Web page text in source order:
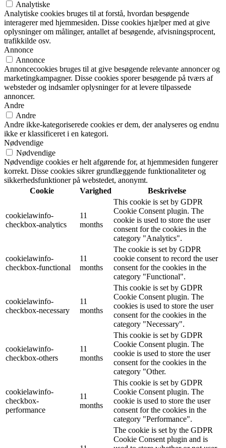
Analytiske
Analytiske cookies bruges til at forstå, hvordan besøgende
interagerer med hjemmesiden. Disse cookies hjælper med at give
oplysninger om målinger, antallet af besøgende, afvisningsprocent,
trafikkilde osv.
Annonce
Annonce
Annoncecookies bruges til at give besøgende relevante annoncer og
marketingkampagner. Disse cookies sporer besøgende på tværs af
websteder og indsamler oplysninger for at levere tilpassede
annoncer.
Andre
Andre
Andre ikke-kategoriserede cookies er dem, der analyseres og endnu
ikke er klassificeret i en kategori.
Nødvendige
Nødvendige
Nødvendige cookies er helt afgørende for, at hjemmesiden fungerer
korrekt. Disse cookies sikrer grundlæggende funktionaliteter og
sikkerhedsfunktioner på webstedet, anonymt.
Cookie
Varighed Beskrivelse
cookielawinfo-
checkbox-analytics
11
months
This cookie is set by GDPR
Cookie Consent plugin. The
cookie is used to store the user
consent for the cookies in the
category "Analytics".
cookielawinfo-
checkbox-functional
11
months
The cookie is set by GDPR
cookie consent to record the user
consent for the cookies in the
category "Functional".
cookielawinfo-
checkbox-necessary
11
months
This cookie is set by GDPR
Cookie Consent plugin. The
cookies is used to store the user
consent for the cookies in the
category "Necessary".
cookielawinfo-
checkbox-others
11
months
This cookie is set by GDPR
Cookie Consent plugin. The
cookie is used to store the user
consent for the cookies in the
category "Other.
cookielawinfo-
checkbox-
performance
11
months
This cookie is set by GDPR
Cookie Consent plugin. The
cookie is used to store the user
consent for the cookies in the
category "Performance".
The cookie is set by the GDPR
Cookie Consent plugin and is